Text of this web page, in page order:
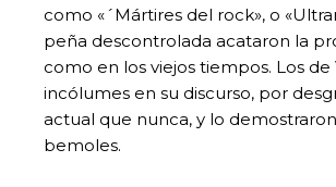
como «´Mártires del rock», o
peña descontrolada acataron la
como en los viejos tiempos. Los de
incólumes en su discurso, por
actual que nunca, y lo
bemoles.